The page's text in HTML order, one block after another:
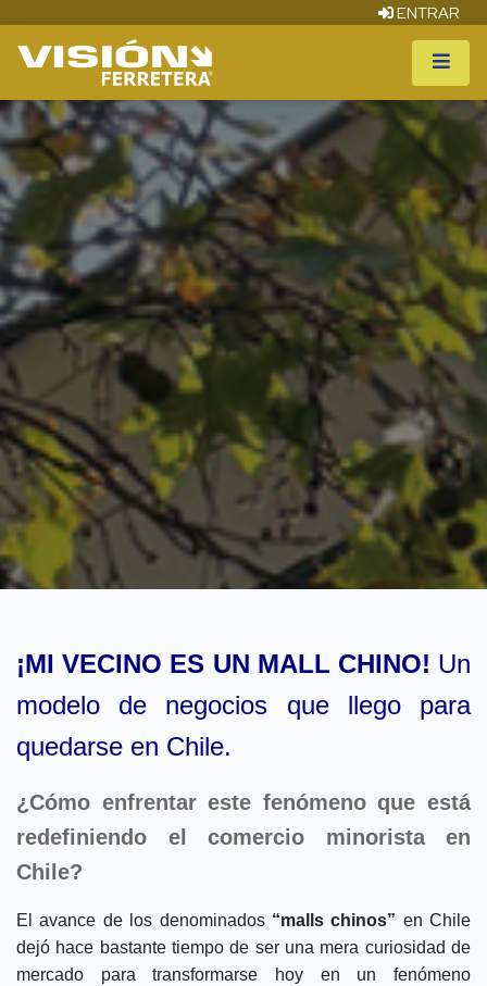
ENTRAR
¡MI VECINO ES UN MALL CHINO! Un
modelo de negocios que llego para
quedarse en Chile.
¿Cómo enfrentar este fenómeno que está
redefiniendo el comercio minorista en
Chile?
El avance de los denominados “malls chinos” en Chile
dejó hace bastante tiempo de ser una mera curiosidad de
mercado para transformarse hoy en un fenómeno